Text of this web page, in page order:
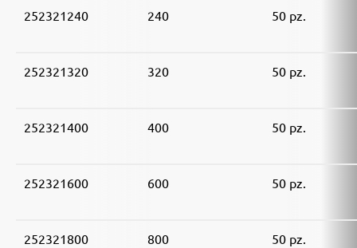
252321240 240 50 pz.
252321320 320 50 pz.
252321400 400 50 pz.
252321600 600 50 pz.
252321800 800 50 pz.